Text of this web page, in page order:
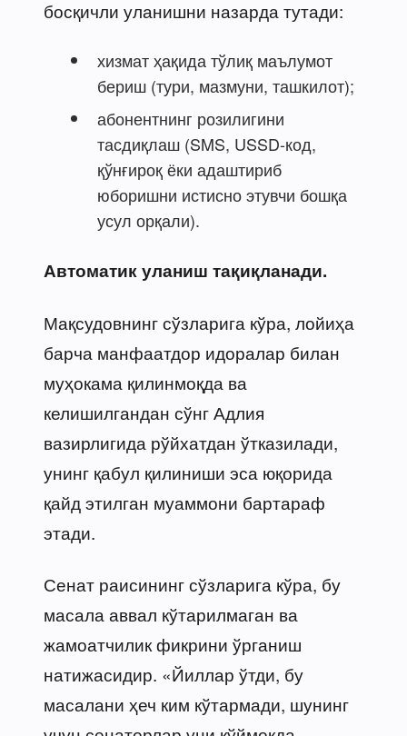
босқичли уланишни назарда тутади:
хизмат ҳақида тўлиқ маълумот
бериш (тури, мазмуни, ташкилот);
абонентнинг розилигини
тасдиқлаш (SMS, USSD-код,
қўнғироқ ёки адаштириб
юборишни истисно этувчи бошқа
усул орқали).
Автоматик уланиш тақиқланади.
Мақсудовнинг сўзларига кўра, лойиҳа
барча манфаатдор идоралар билан
муҳокама қилинмоқда ва
келишилгандан сўнг Адлия
вазирлигида рўйхатдан ўтказилади,
унинг қабул қилиниши эса юқорида
қайд этилган муаммони бартараф
этади.
Сенат раисининг сўзларига кўра, бу
масала аввал кўтарилмаган ва
жамоатчилик фикрини ўрганиш
натижасидир. «Йиллар ўтди, бу
масалани ҳеч ким кўтармади, шунинг